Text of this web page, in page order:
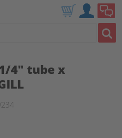
4" tube x